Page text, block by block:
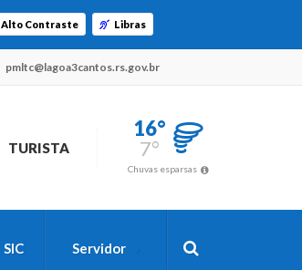
Alto Contraste Libras
pmltc@lagoa3cantos.rs.gov.br
TURISTA
16°
7°
Chuvas esparsas
SIC Servidor